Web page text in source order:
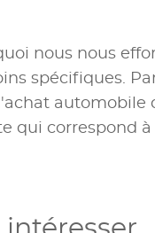
nous nous
spécifiques.
qui correspond